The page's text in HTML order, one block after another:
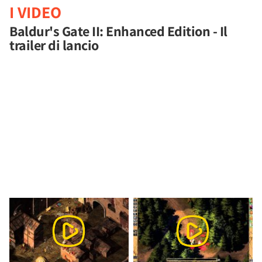
I VIDEO
Baldur's Gate II: Enhanced Edition - Il
trailer di lancio